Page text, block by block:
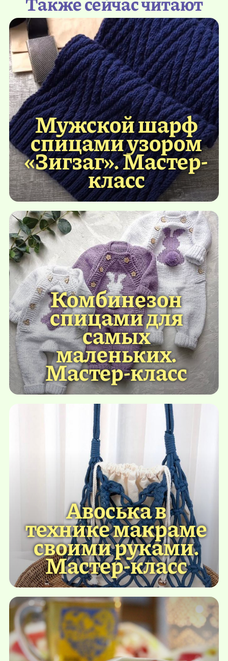
Мужской шарф
спицами узором
«Зигзаг». Мастер-
класс
Комбинезон
спицами для
самых
маленьких.
Мастер-класс
Авоська в
технике макраме
своими руками.
Мастер-класс